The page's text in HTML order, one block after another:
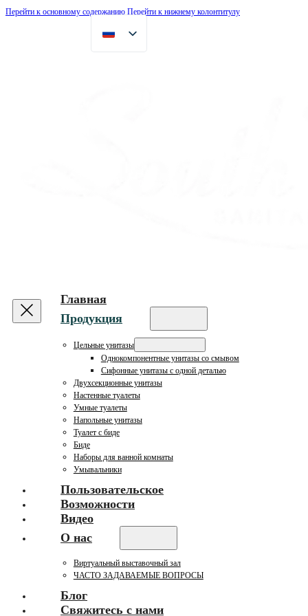
Перейти к основному содержаниюПерейти к нижнему колонтитулу
Главная
Продукция
Цельные унитазы
Однокомпонентные унитазы со смывом
Сифонные унитазы с одной деталью
Двухсекционные унитазы
Настенные туалеты
Умные туалеты
Напольные унитазы
Туалет с биде
Биде
Наборы для ванной комнаты
Умывальники
Пользовательское
Возможности
Видео
О нас
Виртуальный выставочный зал
ЧАСТО ЗАДАВАЕМЫЕ ВОПРОСЫ
Блог
Свяжитесь с нами